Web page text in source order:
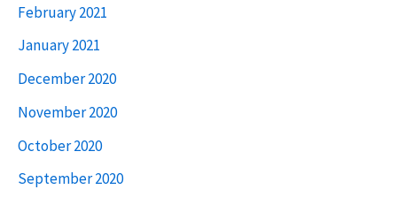
February 2021
January 2021
December 2020
November 2020
October 2020
September 2020